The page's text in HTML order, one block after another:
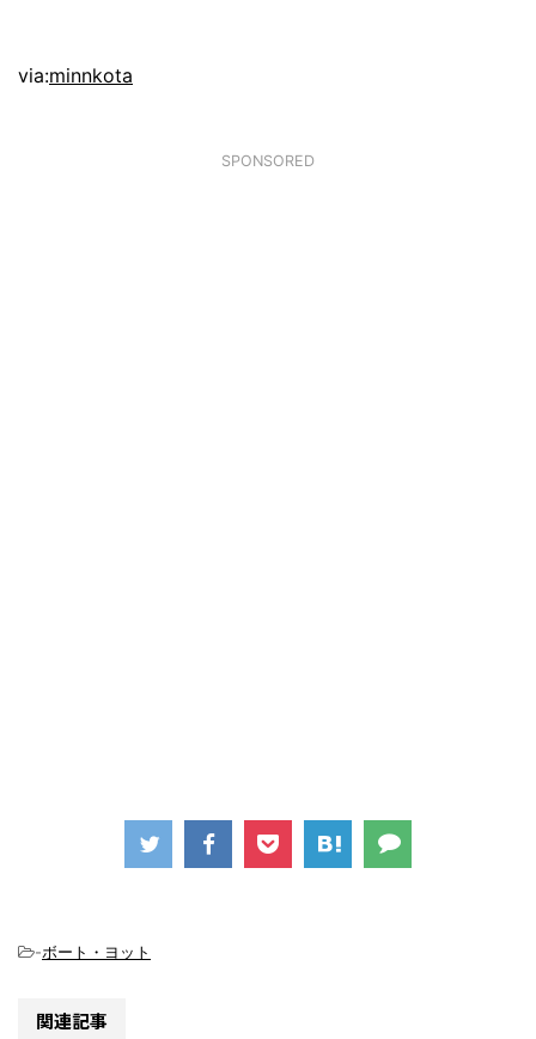
via:minnkota
SPONSORED
-ボート・ヨット
関連記事